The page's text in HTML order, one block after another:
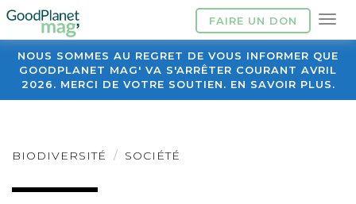
FAIRE UN DON
NOUS SOMMES AU REGRET DE VOUS INFORMER QUE
GOODPLANET MAG' VA S'ARRÊTER COURANT AVRIL
2026. MERCI DE VOTRE SOUTIEN. EN SAVOIR PLUS.
BIODIVERSITÉ SOCIÉTÉ